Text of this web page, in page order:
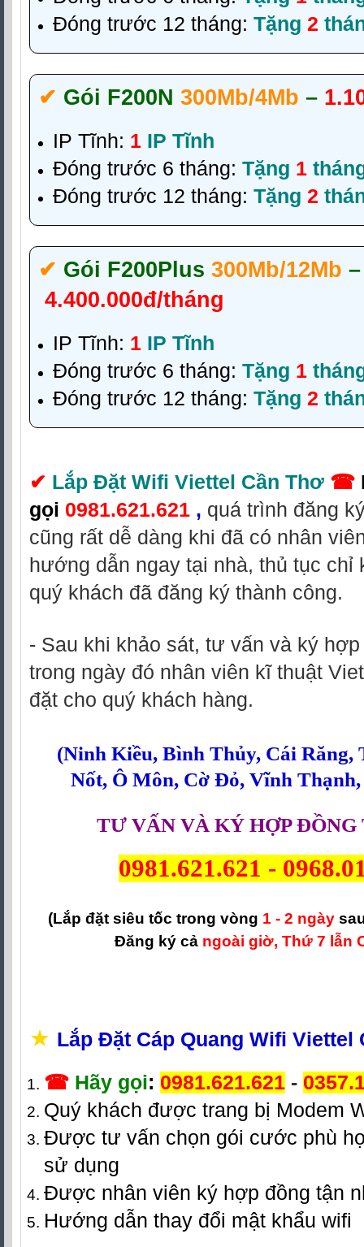
Đóng trước 12 tháng: Tặng 2
✔‎ Gói F200N 300Mb/4Mb –
IP Tĩnh: 1 IP Tĩnh
Đóng trước 6 tháng: Tặng 1
Đóng trước 12 tháng: Tặng 2
✔‎ Gói F200Plus 300Mb/12Mb –
4.400.000đ/tháng
IP Tĩnh: 1 IP Tĩnh
Đóng trước 6 tháng: Tặng 1
Đóng trước 12 tháng: Tặng 2
✔ Lắp Đặt Wifi Viettel Cần Thơ ☎
gọi 0981.621.621 , quá trình đăng
cũng rất dễ dàng khi đã có nhân
hướng dẫn ngay tại nhà, thủ tục chỉ
quý khách đã đăng ký thành công.
- Sau khi khảo sát, tư vấn và ký
trong ngày đó nhân viên kĩ thuật
đặt cho quý khách hàng.
(Ninh Kiều, Bình Thủy, Cái Răng,
Nốt, Ô Môn, Cờ Đỏ, Vĩnh Thạnh
TƯ VẤN VÀ KÝ HỢP ĐỒNG
0981.621.621 -
(Lắp đặt siêu tốc trong vòng 1 - 2 ngày
Đăng ký cả ngoài giờ, Thứ 7 lẫn
★ Lắp Đặt Cáp Quang Wifi Viettel
☎ Hãy gọi: 0981.621.621 -
Quý khách được trang bị Modem
Được tư vấn chọn gói cước phù
sử dụng
Được nhân viên ký hợp đồng tận
Hướng dẫn thay đổi mật khẩu wifi